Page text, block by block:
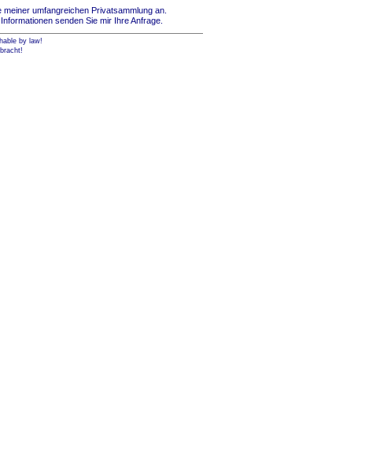
umfangreichen Privatsammlung an.
senden Sie mir Ihre Anfrage.
by law!